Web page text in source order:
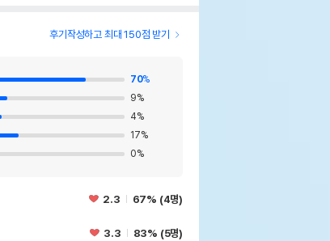
후기작성하고 최대 150점 받기
70%
9%
4%
17%
0%
2.3 67% (4명)
3.3 83% (5명)